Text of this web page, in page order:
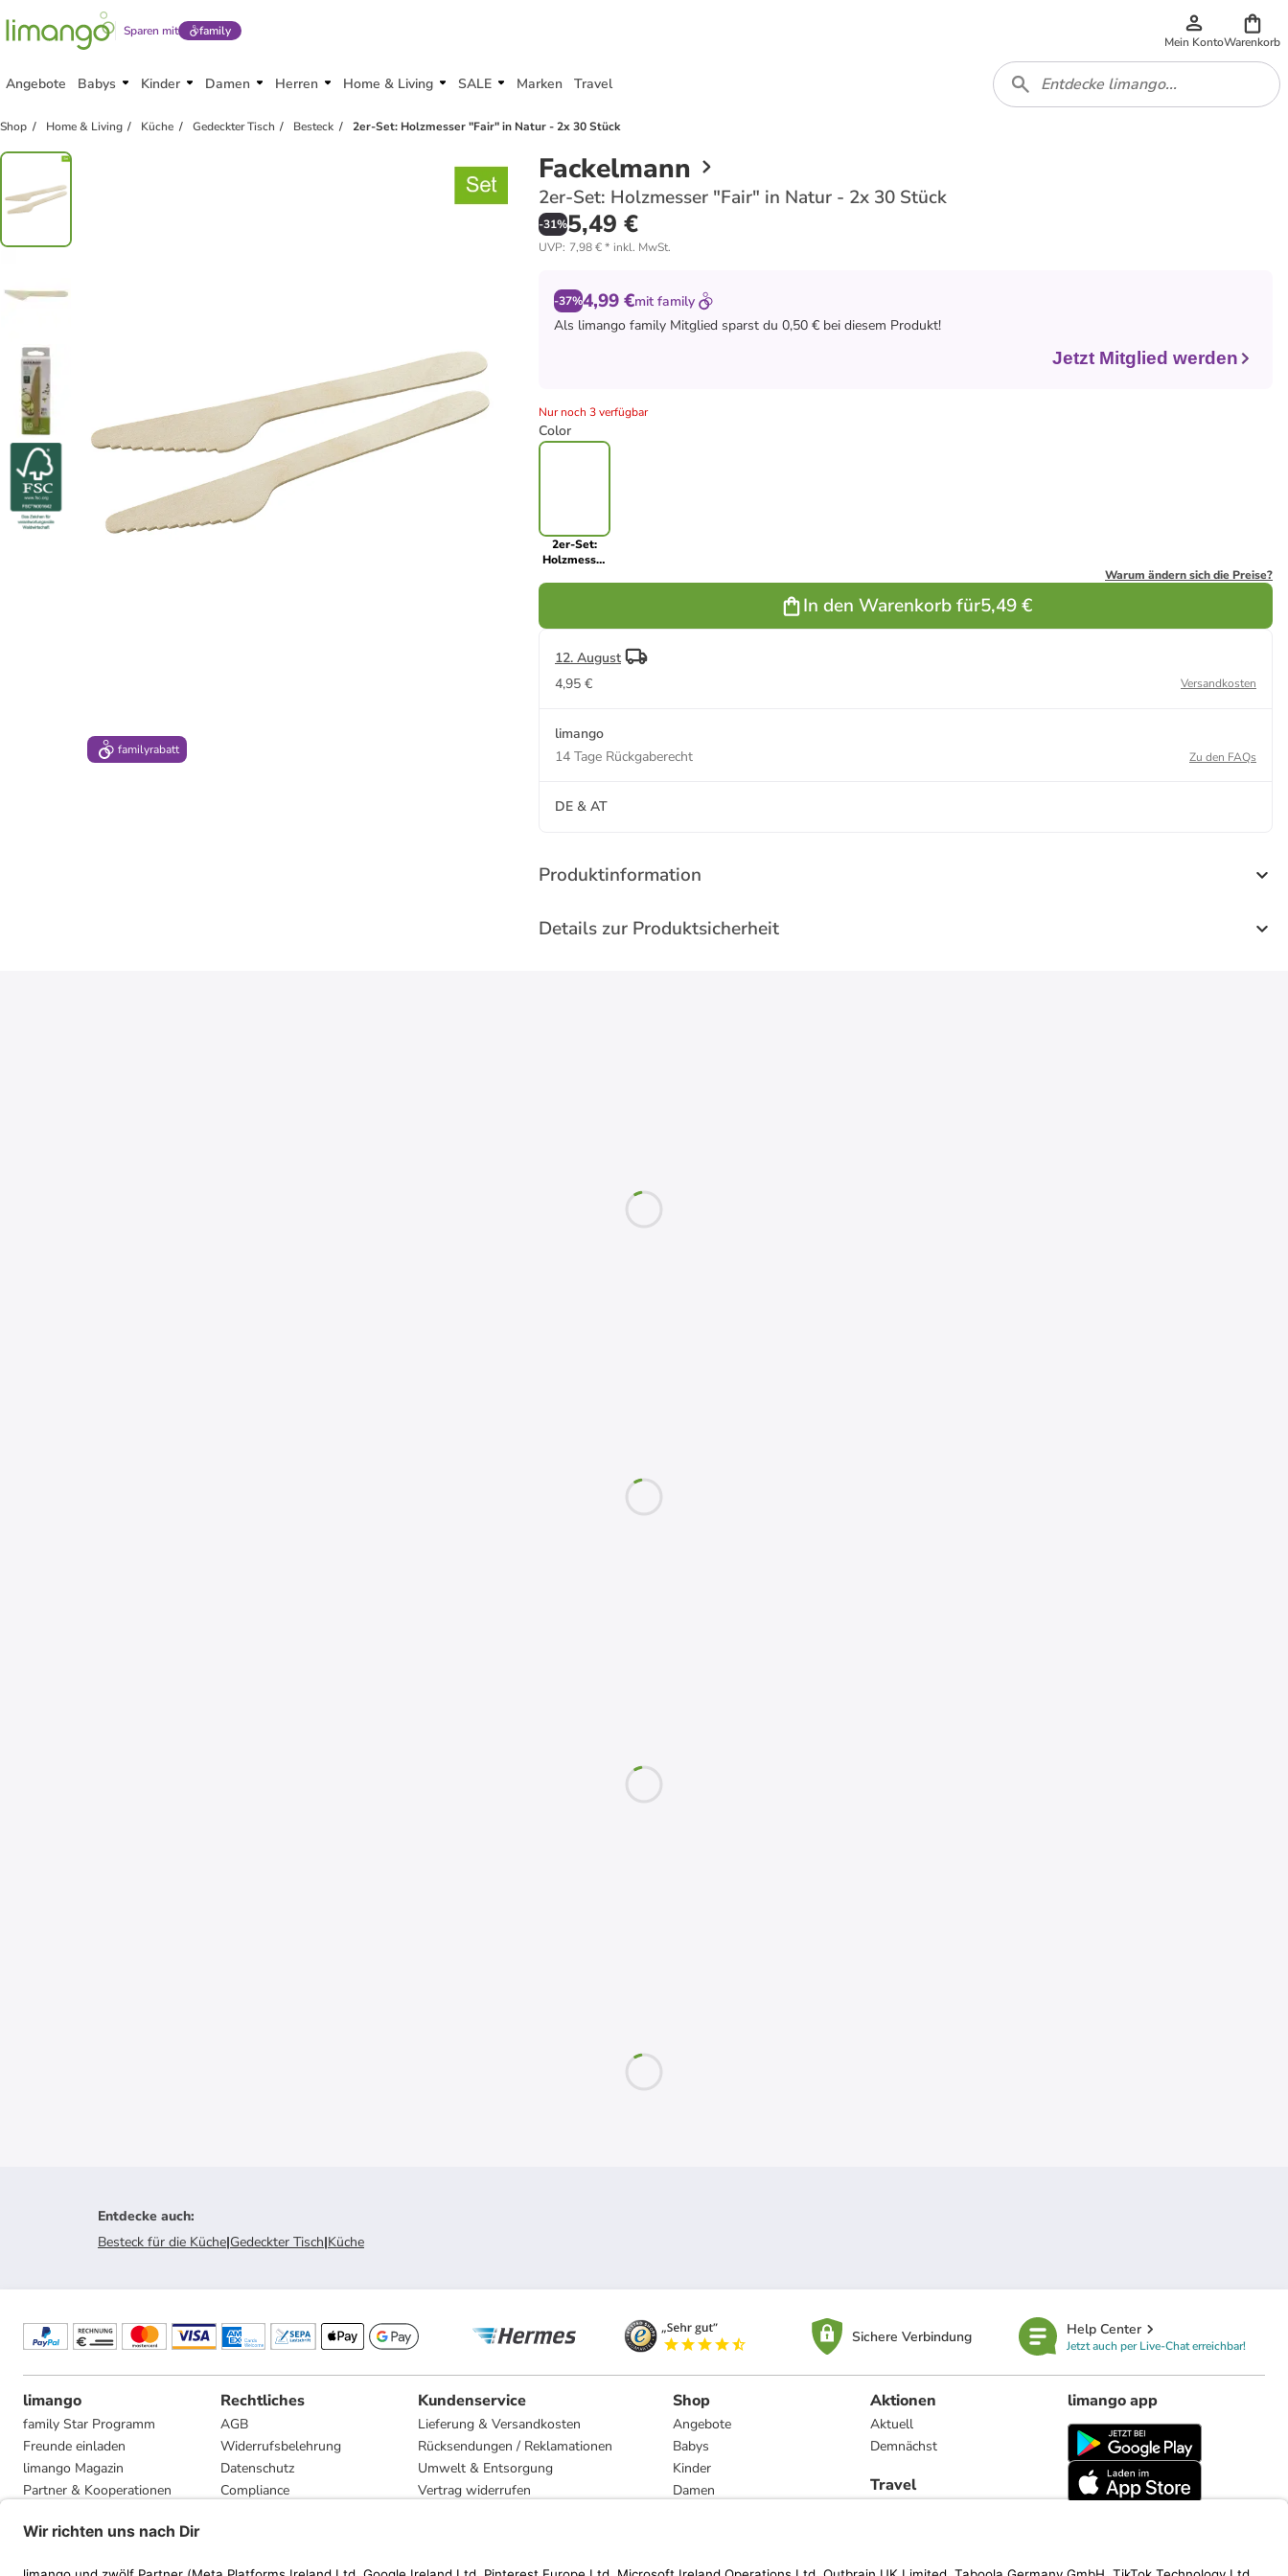
Sparen mit family
Mein KontoWarenkorb
Angebote Babys Kinder Damen Herren Home & Living SALE Marken Travel
Shop Home & Living Küche Gedeckter Tisch Besteck 2er-Set: Holzmesser "Fair" in Natur - 2x 30 Stück
family rabatt
familyrabatt
Fackelmann
2er-Set: Holzmesser "Fair" in Natur - 2x 30 Stück
-31%5,49 €
UVP: 7,98 €* inkl. MwSt.
-37%4,99 €mit family
Als limango family Mitglied sparst du 0,50 € bei diesem Produkt!
Jetzt Mitglied werden
Nur noch 3 verfügbar
Color
2er-Set:
Holzmesser
Natur - 2x 30
Warum ändern sich die Preise?
In den Warenkorb für5,49 €
12. August
4,95 €
Versandkosten
limango
14 Tage Rückgaberecht
Zu den FAQs
DE & AT
Produktinformation
Details zur Produktsicherheit
Entdecke auch:
Besteck für die Küche|Gedeckter Tisch|Küche
Sichere Verbindung Help Center
Jetzt auch per Live-Chat erreichbar!
limango
family Star Programm
Freunde einladen
limango Magazin
Partner & Kooperationen
Presse
Rechtliches
AGB
Widerrufsbelehrung
Datenschutz
Compliance
Kundenservice
Lieferung & Versandkosten
Rücksendungen / Reklamationen
Umwelt & Entsorgung
Vertrag widerrufen
Shop
Angebote
Babys
Kinder
Damen
Aktionen
Aktuell
Demnächst
Travel
limango app